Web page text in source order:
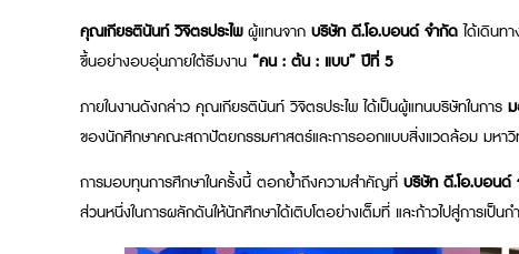
คุณเกียรตินันท์ วิจิตรประไพผู้แทนจาก บริษัท ดี.โอ.บอนด์ จำกัดได้เดินท
ขึ้นอย่างอบอุ่นภายใต้ธีมงาน “คน : ต้น : แบบ” ปีที่ 5
ภายในงานดังกล่าว คุณเกียรตินันท์ วิจิตรประไพ ได้เป็นผู้แทนบริษัทในการ
ของนักศึกษาคณะสถาปัตยกรรมศาสตร์และการออกแบบสิ่งแวดล้อม มหา
การมอบทุนการศึกษาในครั้งนี้ ตอกย้ำถึงความสำคัญที่ บริษัท ดี.โอ.บอนด์
ส่วนหนึ่งในการผลักดันให้นักศึกษาได้เติบโตอย่างเต็มที่ และก้าวไปสู่การเ